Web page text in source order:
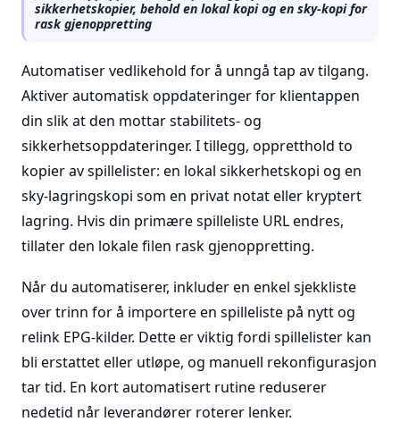
sikkerhetskopier, behold en lokal kopi og en sky-kopi for
rask gjenoppretting
Automatiser vedlikehold for å unngå tap av tilgang.
Aktiver automatisk oppdateringer for klientappen
din slik at den mottar stabilitets- og
sikkerhetsoppdateringer. I tillegg, oppretthold to
kopier av spillelister: en lokal sikkerhetskopi og en
sky-lagringskopi som en privat notat eller kryptert
lagring. Hvis din primære spilleliste URL endres,
tillater den lokale filen rask gjenoppretting.
Når du automatiserer, inkluder en enkel sjekkliste
over trinn for å importere en spilleliste på nytt og
relink EPG-kilder. Dette er viktig fordi spillelister kan
bli erstattet eller utløpe, og manuell rekonfigurasjon
tar tid. En kort automatisert rutine reduserer
nedetid når leverandører roterer lenker.